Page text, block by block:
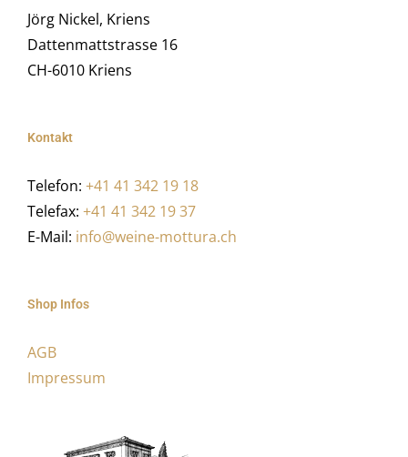
Jörg Nickel, Kriens
Dattenmattstrasse 16
CH-6010 Kriens
Kontakt
Telefon: +41 41 342 19 18
Telefax: +41 41 342 19 37
E-Mail: info@weine-mottura.ch
Shop Infos
AGB
Impressum